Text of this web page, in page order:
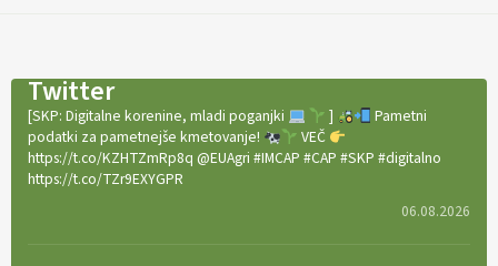
Twitter
[SKP: Digitalne korenine, mladi poganjki ]
Pametni
podatki za pametnejše kmetovanje!
VEČ
https://t.co/KZHTZmRp8q @EUAgri #IMCAP #CAP #SKP #digitalno
https://t.co/TZr9EXYGPR
06.08.2026